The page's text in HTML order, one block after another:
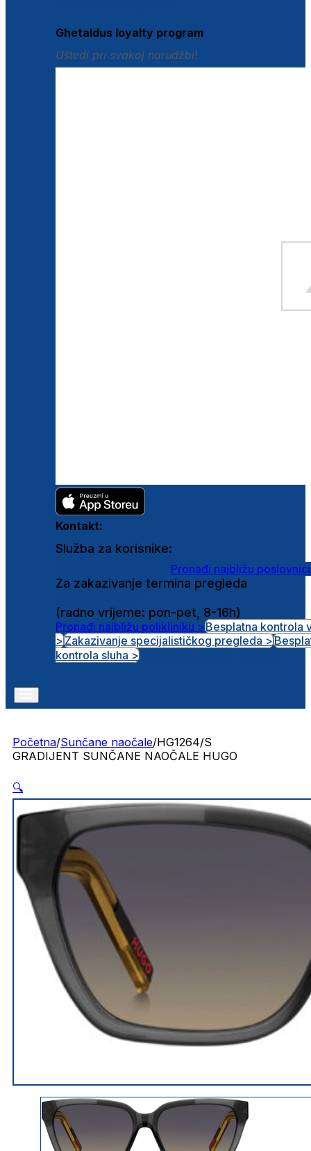
Ghetaldus loyalty program
Uštedi pri svakoj narudžbi!
Kontakt:
Služba za korisnike:
Pronađi najbližu
Za zakazivanje termina pregleda
(radno vrijeme: pon-pet, 8-16h)
Pronađi najbližu polikliniku >Besplatna kontrola
>Zakazivanje specijalističkog pregleda >
kontrola sluha >
Početna/Sunčane naočale/HG1264/S
GRADIJENT SUNČANE NAOČALE HUGO
🔍